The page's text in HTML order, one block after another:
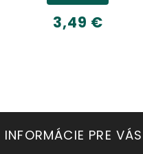
Do košíka
INFORMÁCIE PRE VÁS